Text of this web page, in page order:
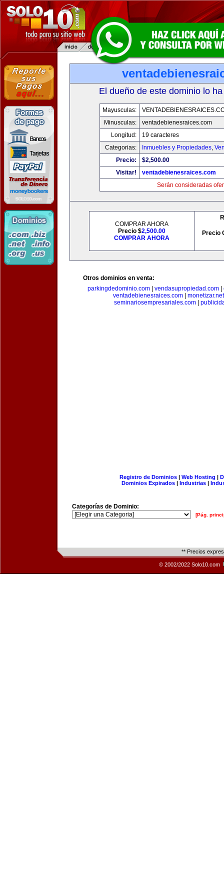
El dueño de este dominio lo
Mayusculas:
Minusculas:
ventadebienesraices.com
Longitud:
19 caracteres
Categorias:
Inmuebles y Propiedades,
Precio:
$2,500.00
Visitar!
ventadebienesraices.com
Serán consideradas
COMPRAR AHORA
Precio $2,500.00
COMPRAR AHORA
Precio
Otros dominios en venta:
parkingdedominio.com| vendasupropiedad.com|
ventadebienesraices.com
monetizar.net
seminariosempresariales.com
Registro de Dominios| Web Hosting |
Dominios Expirados | Industrias |
Categorías de Dominio:
[Pág.
** Precios
© 2002/2022 Solo10.com